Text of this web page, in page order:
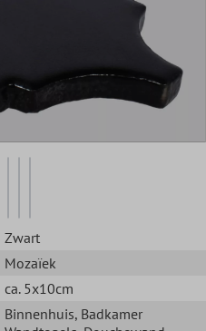
Zwart
Mozaïek
ca. 5x10cm
Binnenhuis, Badkamer